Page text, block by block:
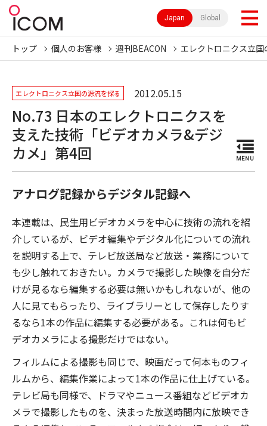
Japan Global
トップ 個人のお客様 週刊BEACON エレクトロニクス立
エレクトロニクス立国の源流を探る 2012.05.15
No.73 日本のエレクトロニクスを
支えた技術「ビデオカメラ&デジ
カメ」第4回
MENU
アナログ記録からデジタル記録へ
本連載は、民生用ビデオカメラを中心に技術の流れを紹
介しているが、ビデオ編集やデジタル化についての流れ
を説明する上で、テレビ放送局など放送・業務について
も少し触れておきたい。カメラで撮影した映像を自分だ
けが見るなら編集する必要は無いかもしれないが、他の
人に見てもらったり、ライブラリーとして保存したりす
るなら1本の作品に編集する必要がある。これは何もビ
デオカメラによる撮影だけではない。
フィルムによる撮影も同じで、映画だって何本ものフィ
ルムから、編集作業によって1本の作品に仕上げている。
テレビ局も同様で、ドラマやニュース番組などビデオカ
メラで撮影したものを、決まった放送時間内に放映でき